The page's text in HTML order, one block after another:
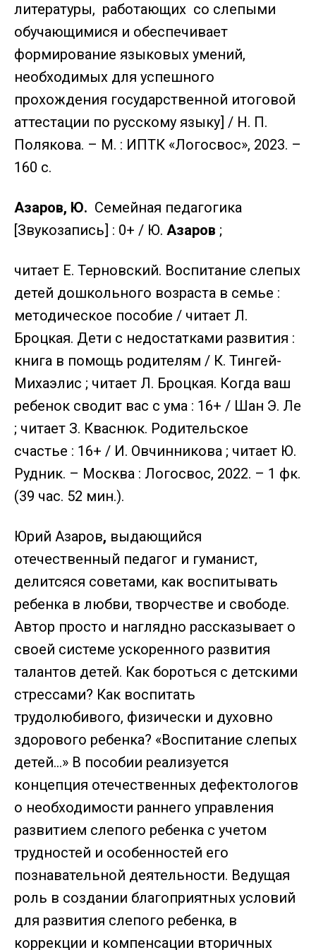
литературы, работающих со слепыми
обучающимися и обеспечивает
формирование языковых умений,
необходимых для успешного
прохождения государственной итоговой
аттестации по русскому языку] / Н. П.
Полякова. – М. : ИПТК «Логосвос», 2023. –
160 с.
Азаров, Ю. Семейная педагогика
[Звукозапись] : 0+ / Ю. Азаров ;
читает Е. Терновский. Воспитание слепых
детей дошкольного возраста в семье :
методическое пособие / читает Л.
Броцкая. Дети с недостатками развития :
книга в помощь родителям / К. Тингей-
Михаэлис ; читает Л. Броцкая. Когда ваш
ребенок сводит вас с ума : 16+ / Шан Э. Ле
; читает З. Кваснюк. Родительское
счастье : 16+ / И. Овчинникова ; читает Ю.
Рудник. – Москва : Логосвос, 2022. – 1 фк.
(39 час. 52 мин.).
Юрий Азаров, выдающийся
отечественный педагог и гуманист,
делитсяся советами, как воспитывать
ребенка в любви, творчестве и свободе.
Автор просто и наглядно рассказывает о
своей системе ускоренного развития
талантов детей. Как бороться с детскими
стрессами? Как воспитать
трудолюбивого, физически и духовно
здорового ребенка? «Воспитание слепых
детей…» В пособии реализуется
концепция отечественных дефектологов
о необходимости раннего управления
развитием слепого ребенка с учетом
трудностей и особенностей его
познавательной деятельности. Ведущая
роль в создании благоприятных условий
для развития слепого ребенка, в
коррекции и компенсации вторичных